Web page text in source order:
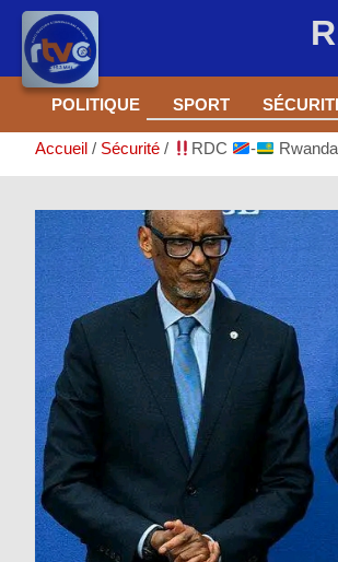
Aller
contenu
POLITIQUE SPORT
Accueil Sécurité RDC -